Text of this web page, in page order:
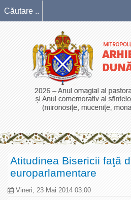
Atitudinea Bisericii faţă
europarlamentare
Vineri, 23 Mai 2014 03:00